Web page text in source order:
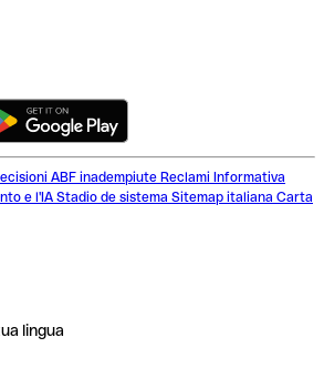
ABF inadempiute Reclami Informativa
e l'IA Stadio de sistema Sitemap italiana Carta
lingua